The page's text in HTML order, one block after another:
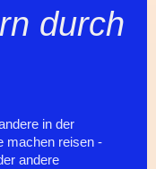
durch
in der
machen reisen -
andere